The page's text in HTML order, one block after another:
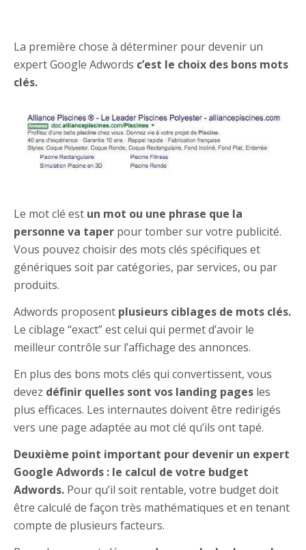
La première chose à déterminer pour devenir un
expert Google Adwords c’est le choix des bons mots
clés.
Le mot clé est un mot ou une phrase que la
personne va taper pour tomber sur votre publicité.
Vous pouvez choisir des mots clés spécifiques et
génériques soit par catégories, par services, ou par
produits.
Adwords proposent plusieurs ciblages de mots clés.
Le ciblage “exact” est celui qui permet d’avoir le
meilleur contrôle sur l’affichage des annonces.
En plus des bons mots clés qui convertissent, vous
devez définir quelles sont vos landing pages les
plus efficaces. Les internautes doivent être redirigés
vers une page adaptée au mot clé qu’ils ont tapé.
Deuxième point important pour devenir un expert
Google Adwords : le calcul de votre budget
Adwords. Pour qu’il soit rentable, votre budget doit
être calculé de façon très mathématiques et en tenant
compte de plusieurs facteurs.